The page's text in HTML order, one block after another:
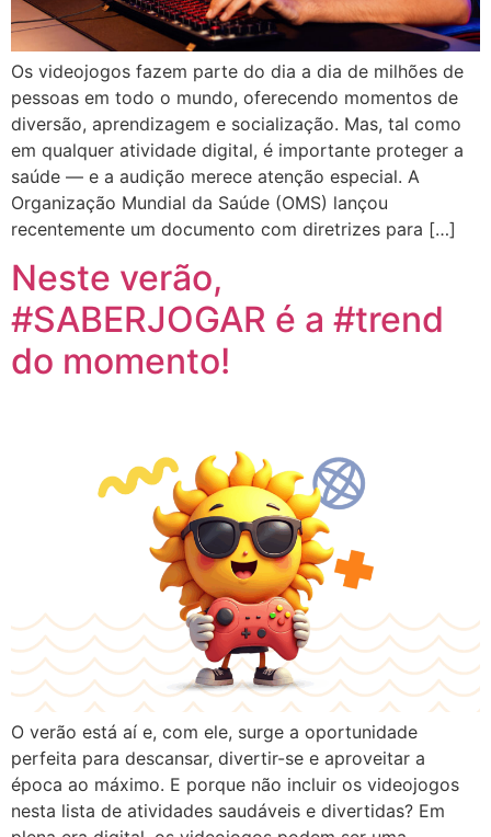
Os videojogos fazem parte do dia a dia de milhões de
pessoas em todo o mundo, oferecendo momentos de
diversão, aprendizagem e socialização. Mas, tal como
em qualquer atividade digital, é importante proteger a
saúde — e a audição merece atenção especial. A
Organização Mundial da Saúde (OMS) lançou
recentemente um documento com diretrizes para […]
Neste verão,
#SABERJOGAR é a #trend
do momento!
O verão está aí e, com ele, surge a oportunidade
perfeita para descansar, divertir-se e aproveitar a
época ao máximo. E porque não incluir os videojogos
nesta lista de atividades saudáveis e divertidas? Em